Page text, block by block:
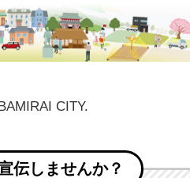
CITY.
伝しませんか？